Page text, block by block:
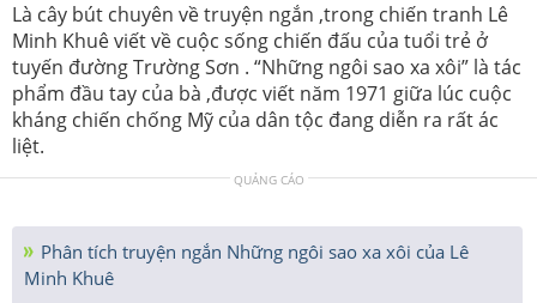
Là cây bút chuyên về truyện ngắn ,trong chiến tranh Lê
Minh Khuê viết về cuộc sống chiến đấu của tuổi trẻ ở
tuyến đường Trường Sơn . “Những ngôi sao xa xôi” là tác
phẩm đầu tay của bà ,được viết năm 1971 giữa lúc cuộc
kháng chiến chống Mỹ của dân tộc đang diễn ra rất ác
liệt.
QUẢNG CÁO
Phân tích truyện ngắn Những ngôi sao xa xôi của Lê
Minh Khuê